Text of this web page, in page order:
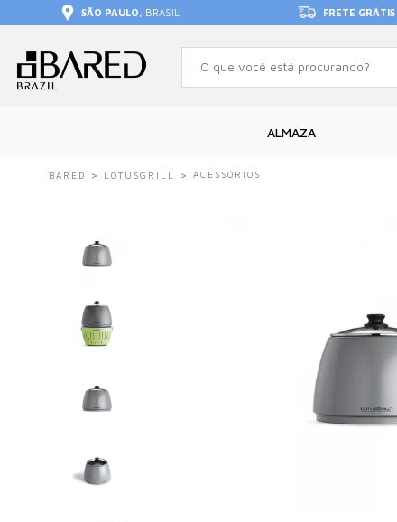
SÃO PAULO, BRASIL FRETE GRÁTIS
ALMAZA
BARED LOTUSGRILL ACESSÓRIOS